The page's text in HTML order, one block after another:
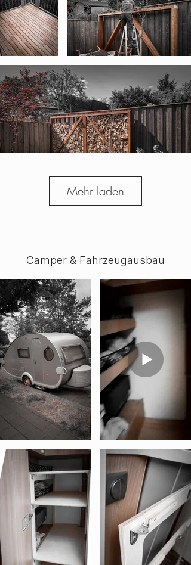
Mehr laden
Camper & Fahrzeugausbau